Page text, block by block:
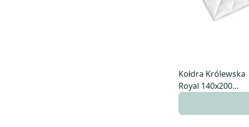
Kołdra Królewska
Royal 140x200
całoroczna